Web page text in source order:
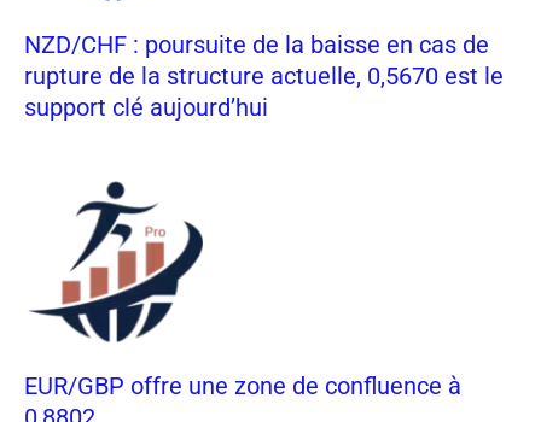
NZD/CHF : poursuite de la baisse en cas de
rupture de la structure actuelle, 0,5670 est le
support clé aujourd’hui
EUR/GBP offre une zone de confluence à